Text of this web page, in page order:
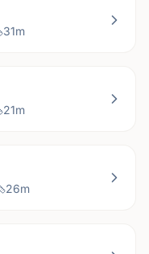
31m
21m
26m